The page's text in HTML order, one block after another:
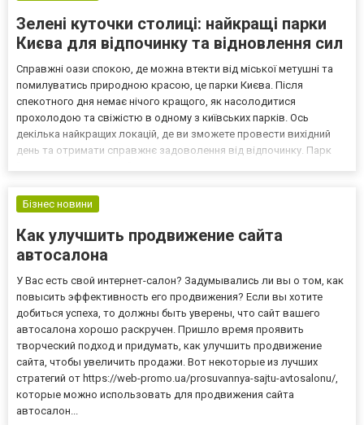
Зелені куточки столиці: найкращі парки
Києва для відпочинку та відновлення сил
Справжні оази спокою, де можна втекти від міської метушні та
помилуватись природною красою, це парки Києва. Після
спекотного дня немає нічого кращого, як насолодитися
прохолодою та свіжістю в одному з київських парків. Ось
декілька найкращих локацій, де ви зможете провести вихідний
день та отримати справжнє задоволення від відпочинку. Парк
Бізнес новини
Как улучшить продвижение сайта
автосалона
У Вас есть свой интернет-салон? Задумывались ли вы о том, как
повысить эффективность его продвижения? Если вы хотите
добиться успеха, то должны быть уверены, что сайт вашего
автосалона хорошо раскручен. Пришло время проявить
творческий подход и придумать, как улучшить продвижение
сайта, чтобы увеличить продажи. Вот некоторые из лучших
стратегий от https://web-promo.ua/prosuvannya-sajtu-avtosalonu/,
которые можно использовать для продвижения сайта
автосалон...